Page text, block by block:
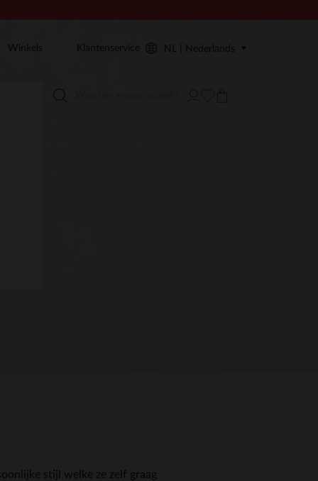
Winkels Klantenservice NL | Nederlands
stijl welke ze zelf graag